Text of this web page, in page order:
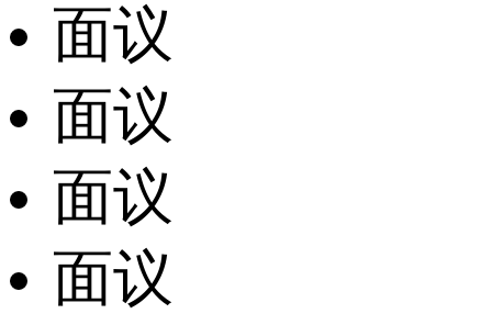
面议
面议
面议
面议